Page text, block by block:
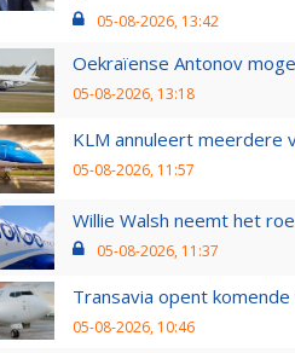
05-08-2026, 13:42
Oekraïense Antonov
05-08-2026, 13:18
KLM annuleert meerdere
05-08-2026, 11:57
Willie Walsh neemt het
05-08-2026, 11:37
Transavia opent
05-08-2026, 10:46